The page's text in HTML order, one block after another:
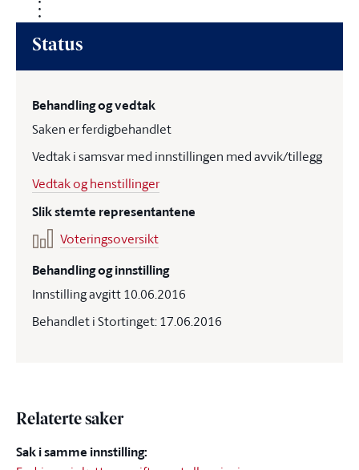
Status
Behandling og vedtak
Saken er ferdigbehandlet
Vedtak i samsvar med innstillingen med avvik/tillegg
Vedtak og henstillinger
Slik stemte representantene
Voteringsoversikt
Behandling og innstilling
Innstilling avgitt 10.06.2016
Behandlet i Stortinget: 17.06.2016
Relaterte saker
Sak i samme innstilling: